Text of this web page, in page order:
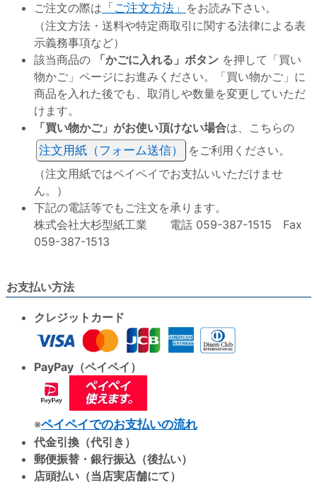
ご注文の際は 「ご注文方法」 をお読み下さい。
（注文方法・送料や特定商取引に関する法律による表
示義務事項など）
該当商品の
「かごに入れる」ボタン を押して「買い
物かご」ページにお進みください。「買い物かご」に
商品を入れた後でも、取消しや数量を変更していただ
けます。
「買い物かご」がお使い頂けない場合は、こちらの
注文用紙（フォーム送信）
をご利用ください。
（注文用紙ではペイペイでお支払いいただけませ
ん。）
下記の電話等でもご注文を承ります。
株式会社大杉型紙工業 電話 059-387-1515 Fax
059-387-1513
お支払い方法
クレジットカード
PayPay（ペイペイ）
※ペイペイでのお支払いの流れ
代金引換（代引き）
郵便振替・銀行振込（後払い）
店頭払い（当店実店舗にて）